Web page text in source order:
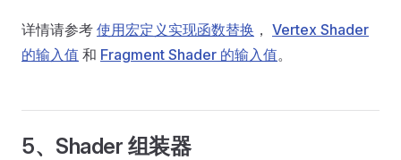
详情请参考 使用宏定义实现函数替换 ， Vertex Shader
的输入值 和 Fragment Shader 的输入值。
5、Shader 组装器